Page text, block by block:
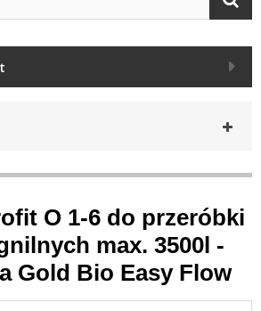
O 1-6 do przeróbki
max. 3500l -
Gold Bio Easy Flow